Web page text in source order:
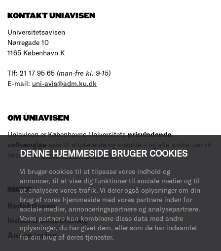
DENNE HJEMMESIDE BRUGER COOKIES
Vi bruger cookies til at tilpasse vores indhold og
annoncer, til at vise dig funktioner til sociale medier og til
at analysere vores trafik. Vi deler også oplysninger om din
brug af vores hjemmeside med vores partnere inden for
sociale medier, annonceringspartnere og analysepartnere.
Vores partnere kan kombinere disse data med andre
oplysninger, du har givet dem, eller som de har indsamlet
fra din brug af deres tjenester.
KONTAKT UNIAVISEN
Universitetsavisen
Nørregade 10
1165 København K
Tlf: 21 17 95 65 (man-fre kl. 9-15)
E-mail: uni-avis@adm.ku.dk
OM UNIAVISEN
Uniavisen er Københavns Universitetsprisvindende,
uafhængige avis til studerende og ansatte – og alle andre, der vil
læse med.Læs mere om avisen her.
MERE
Redaktionen
Indsend debatindlæg
Annoncering